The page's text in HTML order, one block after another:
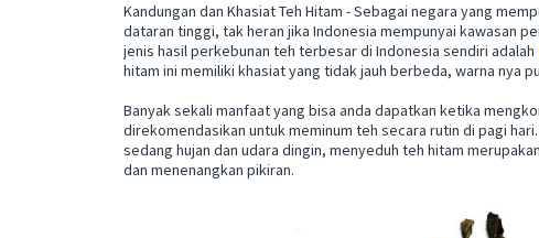
Kandungan dan Khasiat Teh Hitam - Sebagai negara yang
dataran tinggi, tak heran jika Indonesia mempunyai kawasan
jenis hasil perkebunan teh terbesar di Indonesia sendiri adalah
hitam ini memiliki khasiat yang tidak jauh berbeda, warna nya
Banyak sekali manfaat yang bisa anda dapatkan ketika
direkomendasikan untuk meminum teh secara rutin di pagi
sedang hujan dan udara dingin, menyeduh teh hitam
dan menenangkan pikiran.